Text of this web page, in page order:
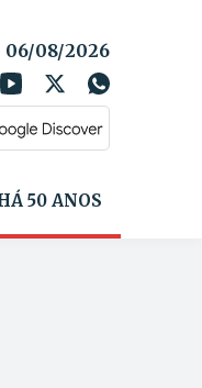
06/08/2026
50 ANOS